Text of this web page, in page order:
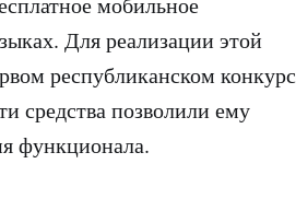
Для реализации этой
республиканском
средства позволили ему
функционала.